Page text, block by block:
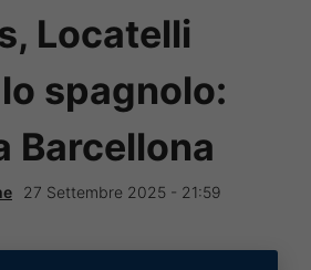
Locatelli
spagnolo:
Barcellona
27 Settembre 2025 - 21:59